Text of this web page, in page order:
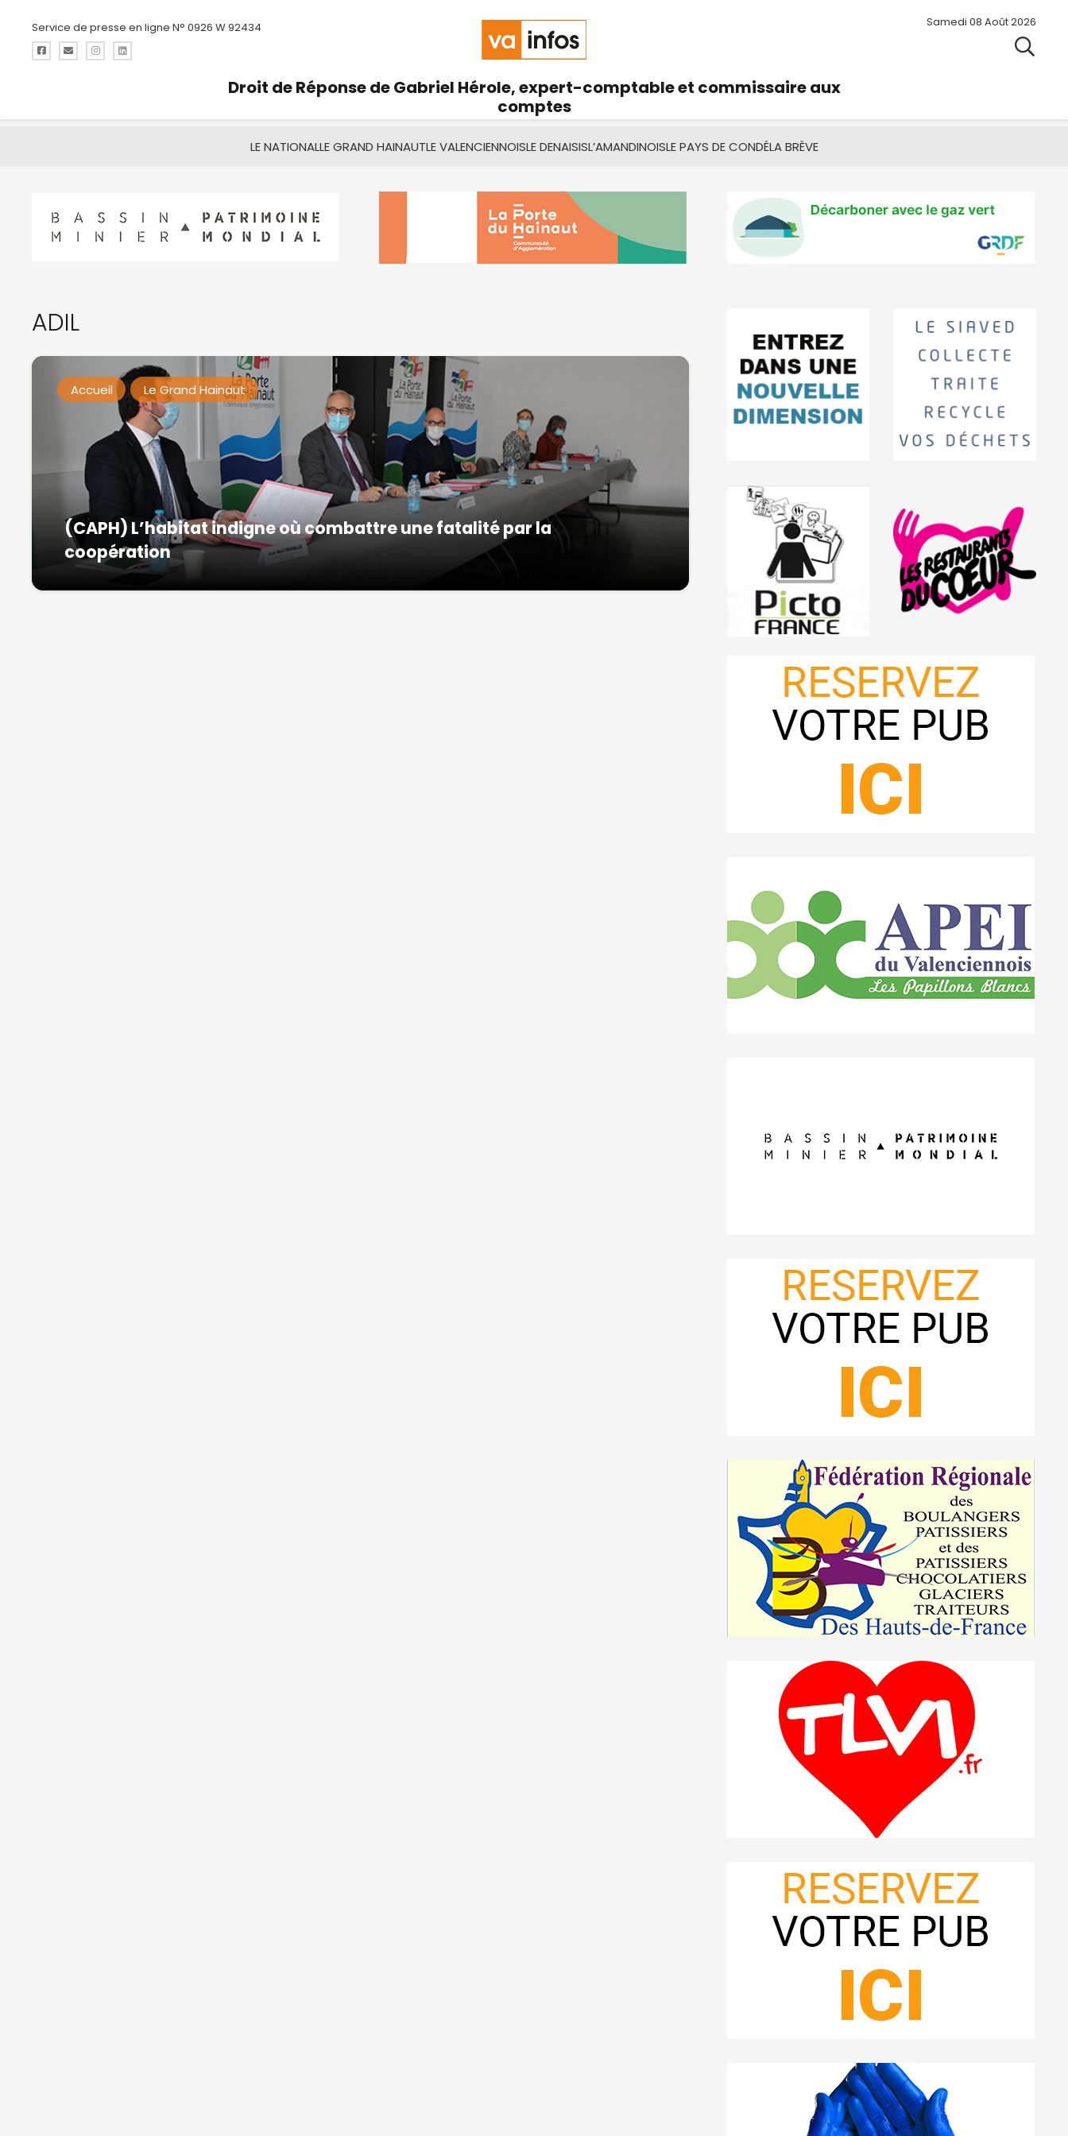
Service de presse en ligne N° 0926 W 92434 Samedi 08 Août 2026
Droit de Réponse de Gabriel Hérole, expert-comptable et commissaire aux
comptes
LE NATIONALLE GRAND HAINAUTLE VALENCIENNOISLE DENAISISL’AMANDINOISLE PAYS DE CONDÉLA BRÈVE
ADIL
Accueil Le Grand Hainaut
(CAPH) L’habitat indigne où combattre une fatalité par la
coopération